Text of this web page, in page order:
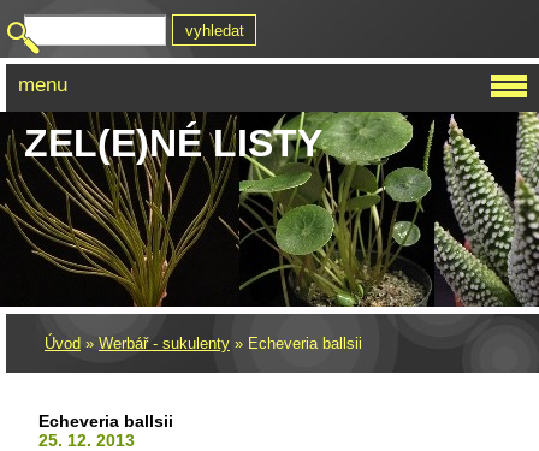
ZEL(E)NÉ LISTY
Úvod » Werbář - sukulenty » Echeveria ballsii
Echeveria ballsii
25. 12. 2013
menu